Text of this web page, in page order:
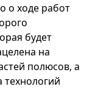
о ходе работ
будет
на
полюсов, а
технологий